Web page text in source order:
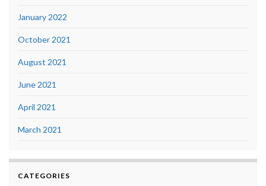
January 2022
October 2021
August 2021
June 2021
April 2021
March 2021
CATEGORIES